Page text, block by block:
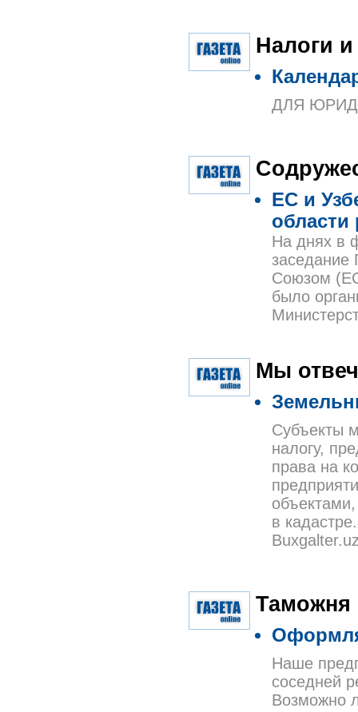
Налоги
ДЛЯ
ЕС и
области
На днях в
заседание
Союзом
было
Мы
Субъекты
налогу,
права на
в
Таможня
Наше
соседней
Возможно